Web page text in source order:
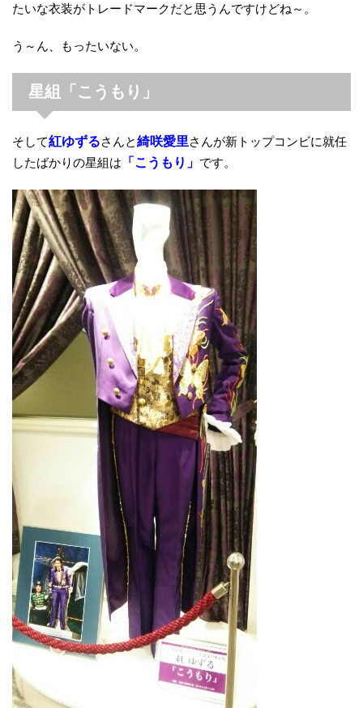
たいな衣装がトレードマークだと思うんですけどね～。
う～ん、もったいない。
星組「こうもり」
そして紅ゆずるさんと綺咲愛里さんが新トップコンビに就任
したばかりの星組は 「こうもり」 です。